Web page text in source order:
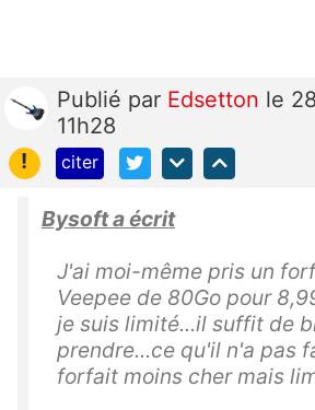
Publié par Edsetton le
11h28
!
citer
Bysoft a écrit
J'ai moi-même pris un
Veepee de 80Go pour
je suis limité...il suffit de
prendre...ce qu'il n'a pas
forfait moins cher mais